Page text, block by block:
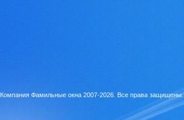
Компания Фамильные окна 2007-2026. Все права защищены.